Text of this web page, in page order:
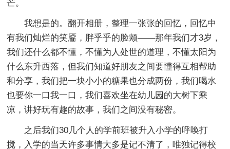
芒。
我想是的。翻开相册，整理一张张的回忆，回忆中
有我们灿烂的笑靥，胖乎乎的脸颊——那年我们才3岁，
我们还什么都不懂，不懂为人处世的道理，不懂太阳为
什么东升西落，但我们知道好朋友之间要懂得互相帮助
和分享，我们把一块小小的糖果也分成两份，我们喝水
也要你一口我一口，我们喜欢坐在幼儿园的大树下乘
凉，讲好玩有趣的故事，我们之间没有秘密。
之后我们30几个人的学前班被升入小学的呼唤打
搅，入学的当天许多事情大多是记不清了，唯独记得校